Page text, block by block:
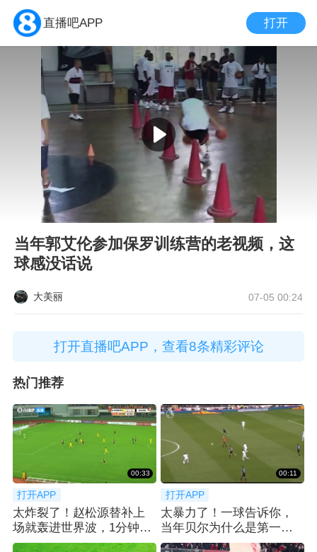
直播吧APP 打开
当年郭艾伦参加保罗训练营的老视频，这
球感没话说
大美丽 07-05 00:24
打开直播吧APP，查看8条精彩评论
热门推荐
00:33
打开APP
太炸裂了！赵松源替补上
场就轰进世界波，1分钟2
球反超太猛了
00:11
打开APP
太暴力了！一球告诉你，
当年贝尔为什么是第一个
亿元先生！